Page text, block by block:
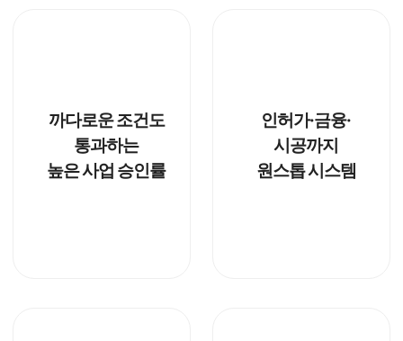
까다로운 조건도
통과하는
높은 사업 승인률
인허가·금융·
시공까지
원스톱 시스템